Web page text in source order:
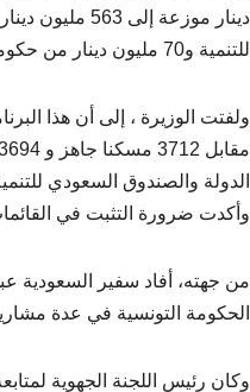
للتنمية و70 مليون دينار من حكومة دولة قطر)
الدولة والصندوق السعودي للتنمية حيث تخص إنجاز 5
وأكدت ضرورة التثبت في
من جهته، أفاد سفير السعودية
الحكومة التونسية في عدة
وكان رئيس اللجنة الجهوية